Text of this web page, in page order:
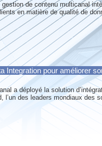
de contenu multicanal
en matière de qualité de
Integration pour améliorer
a déployé la solution
des leaders mondiaux des